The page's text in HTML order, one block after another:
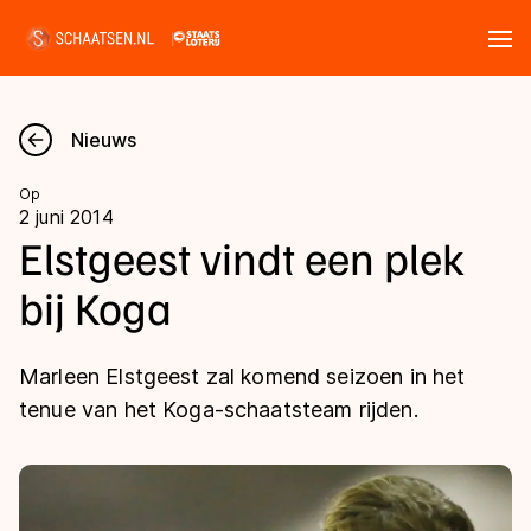
Nieuws
Kalender
Disciplines
Langebaan
Uitslagen
Shorttrack
Tijden & historie
Nieuws
Op
2 juni 2014
Elstgeest vindt een plek
bij Koga
Marleen Elstgeest zal komend seizoen in het
tenue van het Koga-schaatsteam rijden.